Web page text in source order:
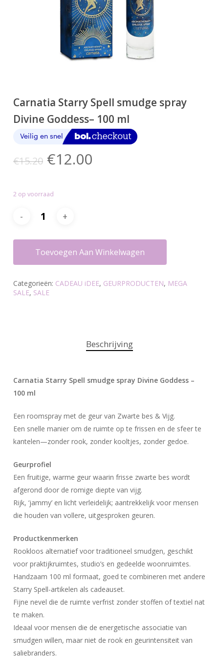
Carnatia Starry Spell smudge spray
Divine Goddess– 100 ml
€15.20 Oorspronkelijke
was:
€15.20.
€12.00Huidige
2 op voorraad
Toevoegen Aan Winkelwagen
Categorieën: CADEAU iDEE, GEURPRODUCTEN, MEGA
SALE, SALE
Beschrijving
Carnatia Starry Spell smudge spray Divine Goddess –
100 ml
Een roomspray met de geur van Zwarte bes & Vijg.
Een snelle manier om de ruimte op te frissen en de sfeer te
kantelen—zonder rook, zonder kooltjes, zonder gedoe.
Geurprofiel
Een fruitige, warme geur waarin frisse zwarte bes wordt
afgerond door de romige diepte van vijg.
Rijk, ‘jammy’ en licht verleidelijk; aantrekkelijk voor mensen
die houden van vollere, uitgesproken geuren.
Productkenmerken
Rookloos alternatief voor traditioneel smudgen, geschikt
voor praktijkruimtes, studio’s en gedeelde woonruimtes.
Handzaam 100 ml formaat, goed te combineren met andere
Starry Spell-artikelen als cadeauset.
Fijne nevel die de ruimte verfrist zonder stoffen of textiel nat
te maken.
Ideaal voor mensen die de energetische associatie van
smudgen willen, maar niet de rook en geurintensiteit van
saliebranders.